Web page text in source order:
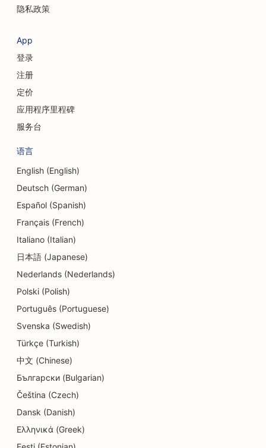
隐私政策
App
登录
注册
定价
应用程序里程碑
服务台
语言
English (English)
Deutsch (German)
Español (Spanish)
Français (French)
Italiano (Italian)
日本語 (Japanese)
Nederlands (Nederlands)
Polski (Polish)
Português (Portuguese)
Svenska (Swedish)
Türkçe (Turkish)
中文 (Chinese)
Български (Bulgarian)
Čeština (Czech)
Dansk (Danish)
Ελληνικά (Greek)